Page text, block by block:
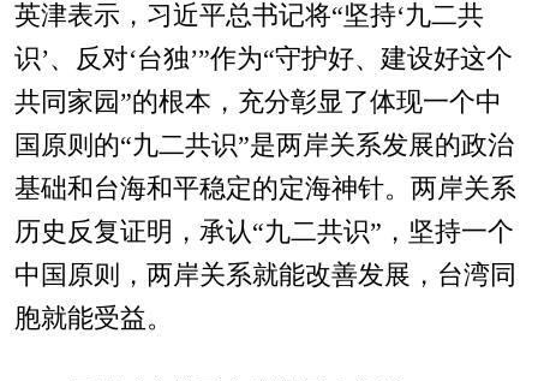
英津表示，习近平总书记将“坚持‘九二共
识’、反对‘台独’”作为“守护好、建设好这个
共同家园”的根本，充分彰显了体现一个中
国原则的“九二共识”是两岸关系发展的政治
基础和台海和平稳定的定海神针。两岸关系
历史反复证明，承认“九二共识”，坚持一个
中国原则，两岸关系就能改善发展，台湾同
胞就能受益。